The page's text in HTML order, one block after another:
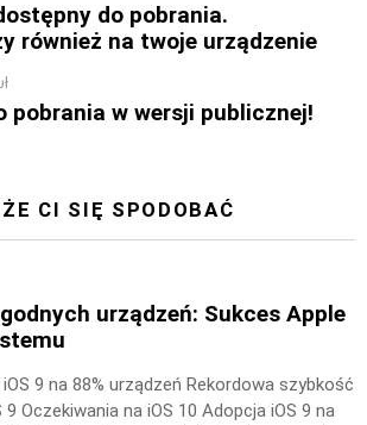
do pobrania.
również na twoje urządzenie
pobrania w wersji publicznej!
CI SIĘ SPODOBAĆ
urządzeń: Sukces Apple
9 na 88% urządzeń Rekordowa szybkość
Oczekiwania na iOS 10 Adopcja iOS 9 na